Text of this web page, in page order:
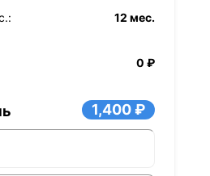
12 мес.
0 ₽
1,400 ₽